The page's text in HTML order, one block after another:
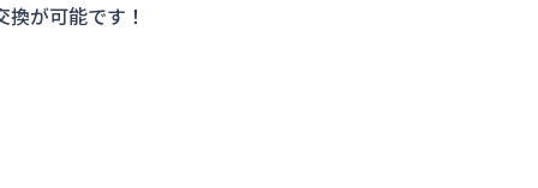
が可能です！